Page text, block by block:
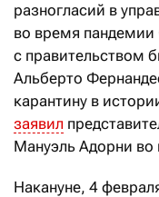
разногласий в
во время пандемии
с правительством
Альберто
карантину в
заявил
Мануэль Адорни
Накануне, 4